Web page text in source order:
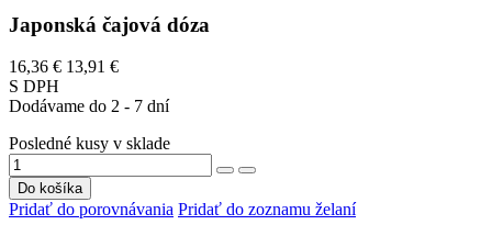
Japonská čajová dóza
16,36 € 13,91 €
S DPH
Dodávame do 2 - 7 dní
Posledné kusy v sklade
Do košíka
Pridať do porovnávania Pridať do zoznamu želaní